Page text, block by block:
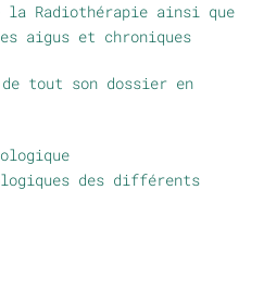
Radiothérapie ainsi que
aigus et chroniques
tout son dossier en
des différents